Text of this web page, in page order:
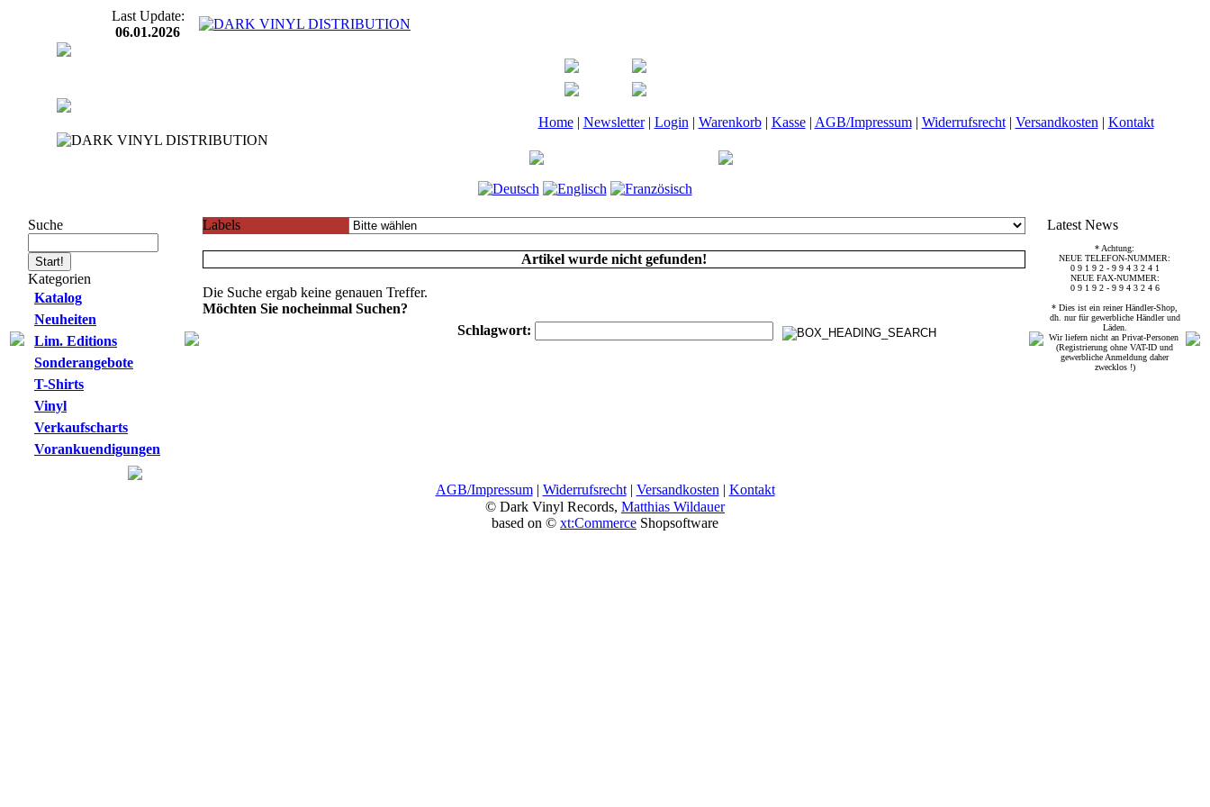
Last Update:
06.01.2026
Home| Newsletter| Login | Warenkorb| Kasse| AGB/Impressum| Widerrufsrecht| Versandkosten | Kontakt
Suche
Kategorien
Katalog
Neuheiten
Lim. Editions
Sonderangebote
T-Shirts
Vinyl
Verkaufscharts
Vorankuendigungen
Labels
Artikel wurde nicht gefunden!
Die Suche ergab keine genauen Treffer.
Möchten Sie nocheinmal Suchen?
Schlagwort:
Latest News
* Achtung:
NEUE TELEFON-NUMMER:
0 9 1 9 2 - 9 9 4 3 2 4 1
NEUE FAX-NUMMER:
0 9 1 9 2 - 9 9 4 3 2 4 6
* Dies ist ein reiner Händler-Shop,
dh. nur für gewerbliche Händler und
Läden.
Wir liefern nicht an Privat-Personen
(Registrierung ohne VAT-ID und
gewerbliche Anmeldung daher
zwecklos !)
AGB/Impressum| Widerrufsrecht| Versandkosten | Kontakt
© Dark Vinyl Records, Matthias Wildauer
based on © xt:Commerce Shopsoftware